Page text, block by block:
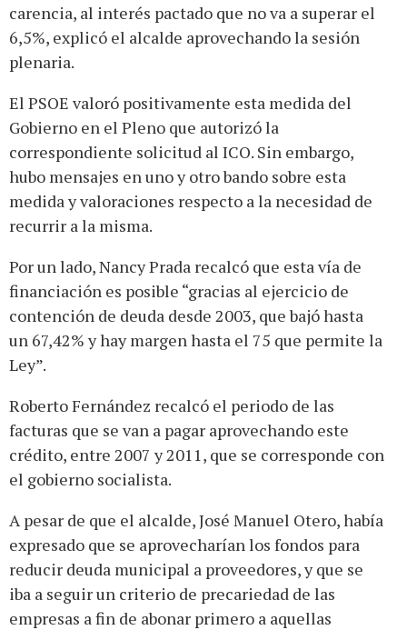
carencia, al interés pactado que no va a superar el
6,5%, explicó el alcalde aprovechando la sesión
plenaria.
El PSOE valoró positivamente esta medida del
Gobierno en el Pleno que autorizó la
correspondiente solicitud al ICO. Sin embargo,
hubo mensajes en uno y otro bando sobre esta
medida y valoraciones respecto a la necesidad de
recurrir a la misma.
Por un lado, Nancy Prada recalcó que esta vía de
financiación es posible “gracias al ejercicio de
contención de deuda desde 2003, que bajó hasta
un 67,42% y hay margen hasta el 75 que permite la
Ley”.
Roberto Fernández recalcó el periodo de las
facturas que se van a pagar aprovechando este
crédito, entre 2007 y 2011, que se corresponde con
el gobierno socialista.
A pesar de que el alcalde, José Manuel Otero, había
expresado que se aprovecharían los fondos para
reducir deuda municipal a proveedores, y que se
iba a seguir un criterio de precariedad de las
empresas a fin de abonar primero a aquellas